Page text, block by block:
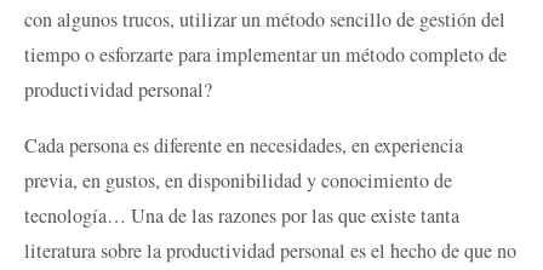
con algunos trucos, utilizar un método sencillo de gestión del
tiempo o esforzarte para implementar un método completo de
productividad personal?
Cada persona es diferente en necesidades, en experiencia
previa, en gustos, en disponibilidad y conocimiento de
tecnología… Una de las razones por las que existe tanta
literatura sobre la productividad personal es el hecho de que no